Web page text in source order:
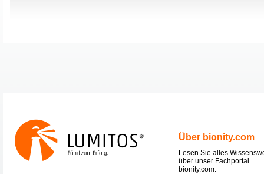
Über bionity.com
Lesen Sie alles
über unser Fachportal
bionity.com.